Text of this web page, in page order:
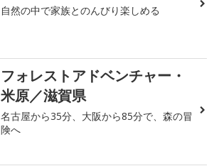
自然の中で家族とのんびり楽しめる
フォレストアドベンチャー・
米原／滋賀県
名古屋から35分、大阪から85分で、森の冒
険へ